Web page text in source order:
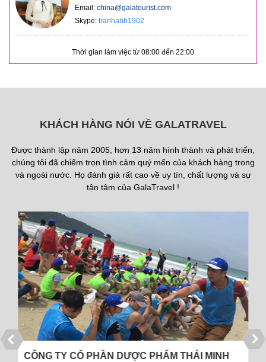
Email: china@galatourist.com
Skype: tranhanh1902
Thời gian làm việc từ 08:00 đến 22:00
KHÁCH HÀNG NÓI VỀ GALATRAVEL
Được thành lập năm 2005, hơn 13 năm hình thành và phát triển,
chúng tôi đã chiếm trọn tình cảm quý mến của khách hàng trong
và ngoài nước. Họ đánh giá rất cao về uy tín, chất lượng và sự
tận tâm của GalaTravel !
CÔNG TY CỔ PHẦN DƯỢC PHẨM THÁI MINH